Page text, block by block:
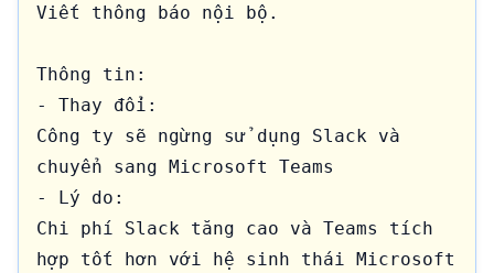
Viết thông báo nội bộ.
Thông tin:
- Thay đổi:
Công ty sẽ ngừng sử dụng Slack và
chuyển sang Microsoft Teams
- Lý do:
Chi phí Slack tăng cao và Teams tích
hợp tốt hơn với hệ sinh thái Microsoft